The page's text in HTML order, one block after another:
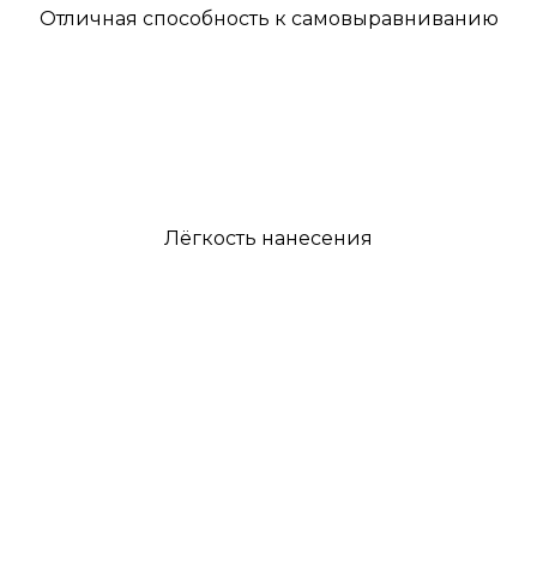
Отличная способность к самовыравниванию
Лёгкость нанесения